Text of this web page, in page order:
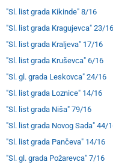
"Sl. list grada Kikinde" 8/16
"Sl. list grada Kragujevca" 23/16
"Sl. list grada Kraljeva" 17/16
"Sl. list grada Kruševca" 6/16
"Sl. gl. grada Leskovca" 24/16
"Sl. list grada Loznice" 14/16
"Sl. list grada Niša" 79/16
"Sl. list grada Novog Sada" 44/
"Sl. list grada Pančeva" 14/16
"Sl. gl. grada Požarevca" 7/16